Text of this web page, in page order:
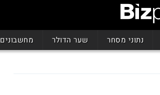
נתוני מסחר שער הדולר מחשבונים